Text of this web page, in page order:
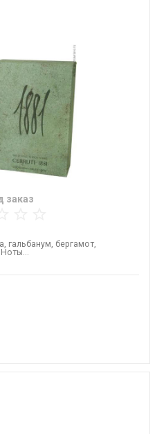
заказ
гальбанум, бергамот,